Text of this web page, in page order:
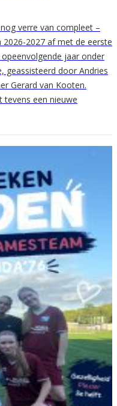
verre van compleet –
2027 af met de eerste
jaar onder
geassisteerd door Andries
Gerard van Kooten.
tevens een nieuwe